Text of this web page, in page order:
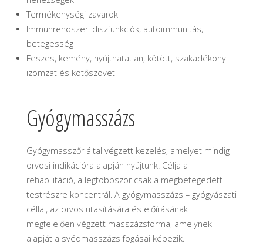
Termékenységi zavarok
Immunrendszeri diszfunkciók, autoimmunitás,
betegesség
Feszes, kemény, nyújthatatlan, kötött, szakadékony
izomzat és kötőszövet
Gyógymasszázs
Gyógymasszőr által végzett kezelés, amelyet mindig
orvosi indikációra alapján nyújtunk. Célja a
rehabilitáció, a legtöbbször csak a megbetegedett
testrészre koncentrál. A gyógymasszázs – gyógyászati
céllal, az orvos utasítására és előírásának
megfelelően végzett masszázsforma, amelynek
alapját a svédmasszázs fogásai képezik.